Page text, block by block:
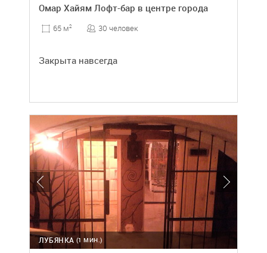
Омар Хайям Лофт-бар в центре города
65 м2 30 человек
Закрыта навсегда
(1 МИН.)
ЛУБЯНКА